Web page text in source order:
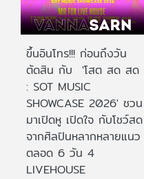
ขึ้นอินโทร!!! ก่อนถึงวัน
ตัดสิน กับ 'โสต สด สด
: SOT MUSIC
SHOWCASE 2026' ชวน
มาเปิดหู เปิดใจ กับโชว์สด
จากศิลปินหลากหลายแนว
ตลอด 6 วัน 4
LIVEHOUSE